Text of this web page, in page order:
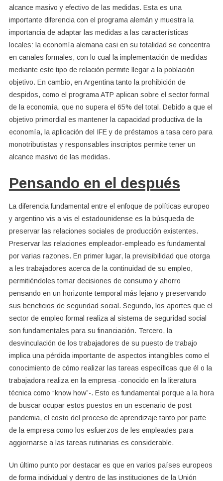
alcance masivo y efectivo de las medidas. Esta es una
importante diferencia con el programa alemán y muestra la
importancia de adaptar las medidas a las características
locales: la economía alemana casi en su totalidad se concentra
en canales formales, con lo cual la implementación de medidas
mediante este tipo de relación permite llegar a la población
objetivo. En cambio, en Argentina tanto la prohibición de
despidos, como el programa ATP aplican sobre el sector formal
de la economía, que no supera el 65% del total. Debido a que el
objetivo primordial es mantener la capacidad productiva de la
economía, la aplicación del IFE y de préstamos a tasa cero para
monotributistas y responsables inscriptos permite tener un
alcance masivo de las medidas.
Pensando en el después
La diferencia fundamental entre el enfoque de políticas europeo
y argentino vis a vis el estadounidense es la búsqueda de
preservar las relaciones sociales de producción existentes.
Preservar las relaciones empleador-empleado es fundamental
por varias razones. En primer lugar, la previsibilidad que otorga
a les trabajadores acerca de la continuidad de su empleo,
permitiéndoles tomar decisiones de consumo y ahorro
pensando en un horizonte temporal más lejano y preservando
sus beneficios de seguridad social. Segundo, los aportes que el
sector de empleo formal realiza al sistema de seguridad social
son fundamentales para su financiación. Tercero, la
desvinculación de los trabajadores de su puesto de trabajo
implica una pérdida importante de aspectos intangibles como el
conocimiento de cómo realizar las tareas específicas que él o la
trabajadora realiza en la empresa -conocido en la literatura
técnica como “know how”-. Esto es fundamental porque a la hora
de buscar ocupar estos puestos en un escenario de post
pandemia, el costo del proceso de aprendizaje tanto por parte
de la empresa como los esfuerzos de les empleades para
aggiornarse a las tareas rutinarias es considerable.
Un último punto por destacar es que en varios países europeos
de forma individual y dentro de las instituciones de la Unión